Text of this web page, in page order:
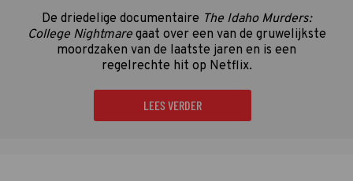
De driedelige documentaire The Idaho Murders:
College Nightmaregaat over een van de gruwelijkste
moordzaken van de laatste jaren en is een
regelrechte hit op Netflix.
LEES VERDER